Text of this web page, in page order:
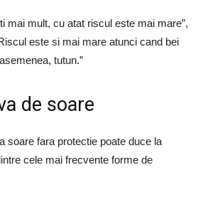
mai mult, cu atat riscul este mai mare”,
este si mai mare atunci cand bei
tutun.”
de soare
soare fara protectie poate duce la
cele mai frecvente forme de